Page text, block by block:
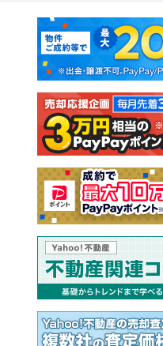
新築マンション
新築一戸建て
注文住宅
売却査定
マンションカタログ